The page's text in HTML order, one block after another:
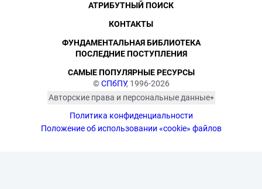
©СПбПУ, 1996-2026
Авторские права и персональные данные
изображённых лиц в соответствии
с требованиями законодательства
Политика конфиденциальности
Положение об использовании «cookie» файлов
АТРИБУТНЫЙ ПОИСК
КОНТАКТЫ
ФУНДАМЕНТАЛЬНАЯ БИБЛИОТЕКА
ПОСЛЕДНИЕ ПОСТУПЛЕНИЯ
САМЫЕ ПОПУЛЯРНЫЕ РЕСУРСЫ